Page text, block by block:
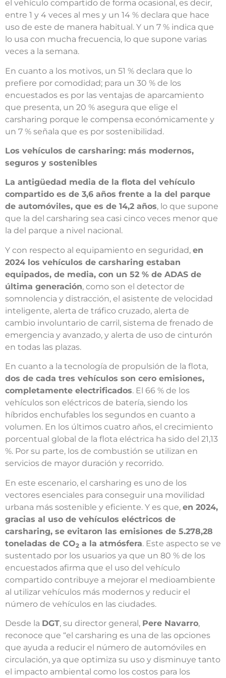
el vehículo compartido de forma ocasional, es decir,
entre 1 y 4 veces al mes y un 14 % declara que hace
uso de este de manera habitual. Y un 7 % indica que
lo usa con mucha frecuencia, lo que supone varias
veces a la semana.
En cuanto a los motivos, un 51 % declara que lo
prefiere por comodidad; para un 30 % de los
encuestados es por las ventajas de aparcamiento
que presenta, un 20 % asegura que elige el
carsharing porque le compensa económicamente y
un 7 % señala que es por sostenibilidad.
Los vehículos de carsharing: más modernos,
seguros y sostenibles
La antigüedad media de la flota del vehículo
compartido es de 3,6 años frente a la del parque
de automóviles, que es de 14,2 años, lo que supone
que la del carsharing sea casi cinco veces menor que
la del parque a nivel nacional.
Y con respecto al equipamiento en seguridad, en
2024 los vehículos de carsharing estaban
equipados, de media, con un 52 % de ADAS de
última generación, como son el detector de
somnolencia y distracción, el asistente de velocidad
inteligente, alerta de tráfico cruzado, alerta de
cambio involuntario de carril, sistema de frenado de
emergencia y avanzado, y alerta de uso de cinturón
en todas las plazas.
En cuanto a la tecnología de propulsión de la flota,
dos de cada tres vehículos son cero emisiones,
completamente electrificados. El 66 % de los
vehículos son eléctricos de batería, siendo los
híbridos enchufables los segundos en cuanto a
volumen. En los últimos cuatro años, el crecimiento
porcentual global de la flota eléctrica ha sido del 21,13
%. Por su parte, los de combustión se utilizan en
servicios de mayor duración y recorrido.
En este escenario, el carsharing es uno de los
vectores esenciales para conseguir una movilidad
urbana más sostenible y eficiente. Y es que, en 2024,
gracias al uso de vehículos eléctricos de
carsharing, se evitaron las emisiones de 5.278,28
toneladas de CO2 a la atmósfera. Este aspecto se ve
sustentado por los usuarios ya que un 80 % de los
encuestados afirma que el uso del vehículo
compartido contribuye a mejorar el medioambiente
al utilizar vehículos más modernos y reducir el
número de vehículos en las ciudades.
Desde la DGT, su director general, Pere Navarro,
reconoce que “el carsharing es una de las opciones
que ayuda a reducir el número de automóviles en
circulación, ya que optimiza su uso y disminuye tanto
el impacto ambiental como los costos para los